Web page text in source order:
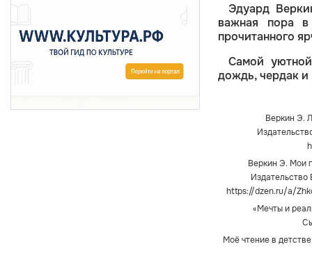
Эдуард
важная пора
прочитанного
Самой
дождь, чердак и
Веркин Э.
Веркин Э. Мои
Издательство
https://dzen.ru/a/
«Мечты и
Моё чтение в